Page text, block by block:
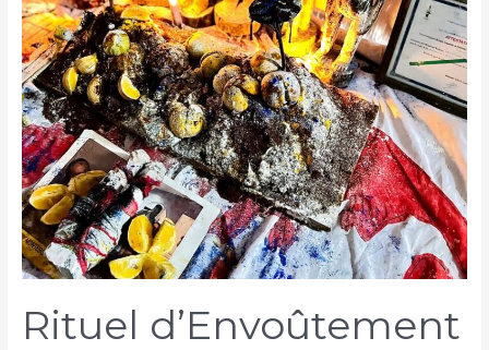
Rituel d’Envoûtement